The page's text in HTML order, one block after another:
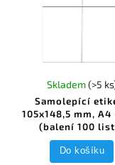
Samolepící
105x148,5 mm,
(balení 100
Skladem(>5
Do košíku